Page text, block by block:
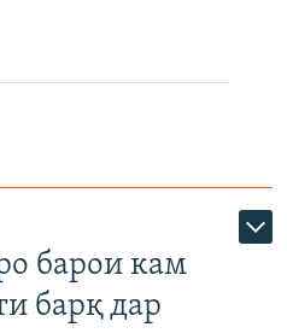
барои кам
барқ дар